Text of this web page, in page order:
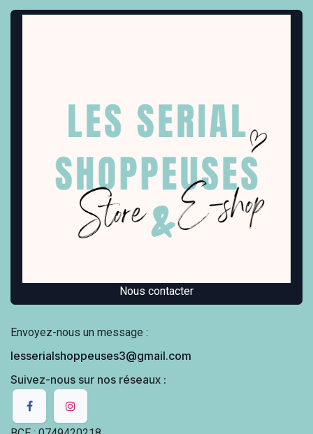
Nous contacter
Envoyez-nous un message :
lesserialshoppeuses3@gmail.com
Suivez-nous sur nos réseaux :